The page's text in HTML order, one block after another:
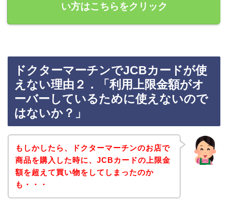
い方はこちらをクリック
ドクターマーチンでJCBカードが使
えない理由２．「利用上限金額がオ
ーバーしているために使えないので
はないか？」
もしかしたら、ドクターマーチンのお店で
商品を購入した時に、JCBカードの上限金
額を超えて買い物をしてしまったのか
も・・・